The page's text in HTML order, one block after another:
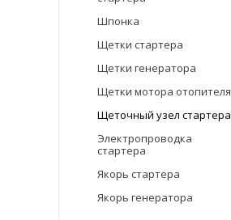
Шпонка
Щетки стартера
Щетки генератора
Щетки мотора отопителя
Щеточный узел стартера
Электропроводка
стартера
Якорь стартера
Якорь генератора